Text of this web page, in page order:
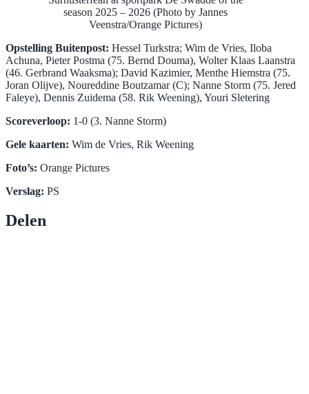
season 2025 – 2026 (Photo by Jannes
Veenstra/Orange Pictures)
Opstelling Buitenpost: Hessel Turkstra; Wim de Vries, Iloba
Achuna, Pieter Postma (75. Bernd Douma), Wolter Klaas Laanstra
(46. Gerbrand Waaksma); David Kazimier, Menthe Hiemstra (75.
Joran Olijve), Noureddine Boutzamar (C); Nanne Storm (75. Jered
Faleye), Dennis Zuidema (58. Rik Weening), Youri Sletering
Scoreverloop: 1-0 (3. Nanne Storm)
Gele kaarten: Wim de Vries, Rik Weening
Foto’s: Orange Pictures
Verslag: PS
Delen